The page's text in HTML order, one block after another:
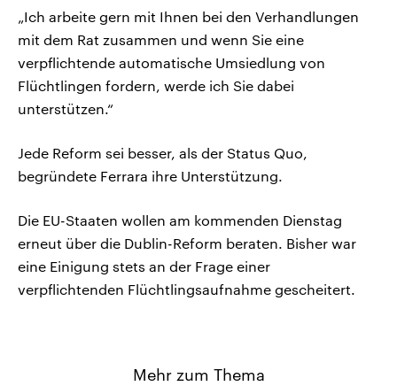
„Ich arbeite gern mit Ihnen bei den Verhandlungen
mit dem Rat zusammen und wenn Sie eine
verpflichtende automatische Umsiedlung von
Flüchtlingen fordern, werde ich Sie dabei
unterstützen.“
Jede Reform sei besser, als der Status Quo,
begründete Ferrara ihre Unterstützung.
Die EU-Staaten wollen am kommenden Dienstag
erneut über die Dublin-Reform beraten. Bisher war
eine Einigung stets an der Frage einer
verpflichtenden Flüchtlingsaufnahme gescheitert.
Mehr zum Thema